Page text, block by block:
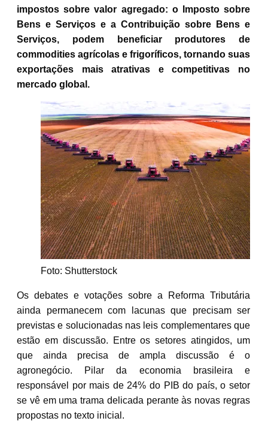
impostos sobre valor agregado: o Imposto sobre
Bens e Serviços e a Contribuição sobre Bens e
Serviços, podem beneficiar produtores de
commodities agrícolas e frigoríficos, tornando suas
exportações mais atrativas e competitivas no
mercado global.
Foto: Shutterstock
Os debates e votações sobre a Reforma Tributária
ainda permanecem com lacunas que precisam ser
previstas e solucionadas nas leis complementares que
estão em discussão. Entre os setores atingidos, um
que ainda precisa de ampla discussão é o
agronegócio. Pilar da economia brasileira e
responsável por mais de 24% do PIB do país, o setor
se vê em uma trama delicada perante às novas regras
propostas no texto inicial.